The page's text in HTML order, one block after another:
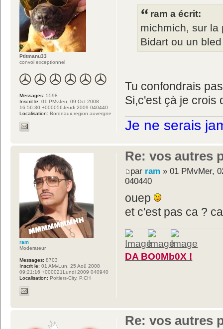
ram a écrit:
michmich, sur la
Bidart ou un
Tu confondrais
Si,c'est çà je crois
Je ne serais
Ptitmanu33
convoi exceptionnel
Messages: 5598
Inscrit le: 01 PMvJeu, 09 Oct 2008
16:56:30 +000056Jeudi 2009 040440
Localisation: Bordeaux,region auvergne
Re: vos autres
par ram » 01 PMvMer,
040440
ouep
et c'est pas ca ?
DA BO0Mb0X !
ram
Moderateur
Messages: 8703
Inscrit le: 01 AMvLun, 25 Aoû 2008
09:21:16 +000021Lundi 2009 040940
Localisation: Poitiers-City, P.CH
Re: vos autres